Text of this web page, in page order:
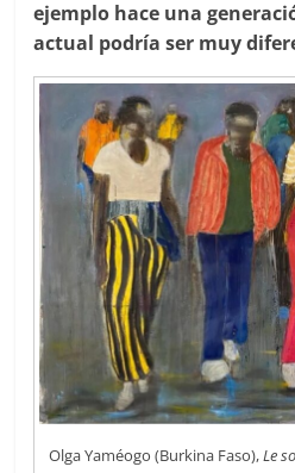
ejemplo hace una
actual podría ser muy
Olga Yaméogo (Burkina Faso),Le